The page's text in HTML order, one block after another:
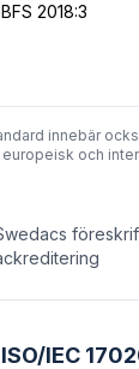
2018:3
innebär
och
IEC